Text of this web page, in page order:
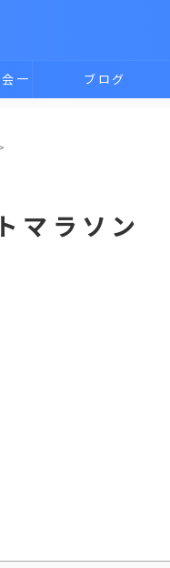
一 ブログ
マラソン